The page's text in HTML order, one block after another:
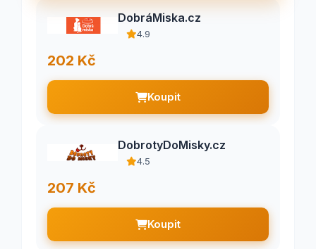
DobráMiska.cz
4.9
202 Kč
Koupit
DobrotyDoMisky.cz
4.5
207 Kč
Koupit